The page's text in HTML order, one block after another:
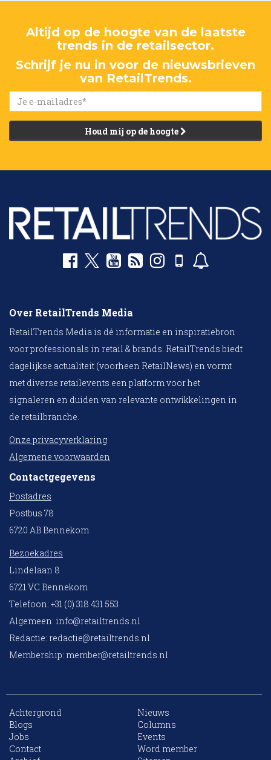
Altijd op de hoogte van de laatste
trends in de retailsector.
Schrijf je nu in voor de nieuwsbrieven
van RetailTrends.
Houd mij op de hoogte
Over RetailTrends Media
RetailTrends Media is dé informatie en inspiratiebron
voor professionals in retail & brands. RetailTrends biedt
dagelijkse actualiteit (voorheen RetailNews) en vormt
met diverse retailevents een platform voor het
signaleren en duiden van relevante ontwikkelingen in
de retailbranche.
Onze privacyverklaring
Algemene voorwaarden
Contactgegevens
Postadres
Postbus 78
6720 AB Bennekom
Bezoekadres
Lindelaan 8
6721 VC Bennekom
Telefoon: +31 (0) 318 431 553
Algemeen: info@retailtrends.nl
Redactie: redactie@retailtrends.nl
Membership: member@retailtrends.nl
Achtergrond
Nieuws
Blogs
Columns
Jobs
Events
Contact
Word member